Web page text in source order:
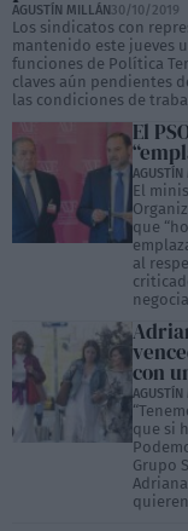
AGUSTÍN MILLÁN30/10/2019
Los sindicatos con
mantenido este jueves
funciones de Política
claves aún pendientes
las condiciones de
El
AGUSTÍN
El
que
al
con
AGUSTÍN
que si
Grupo